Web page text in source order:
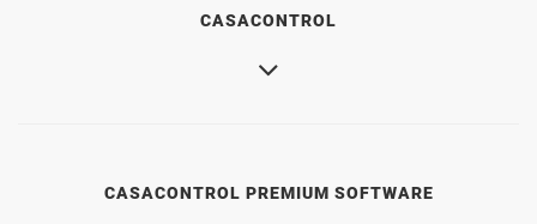
CASACONTROL
CASACONTROL PREMIUM SOFTWARE